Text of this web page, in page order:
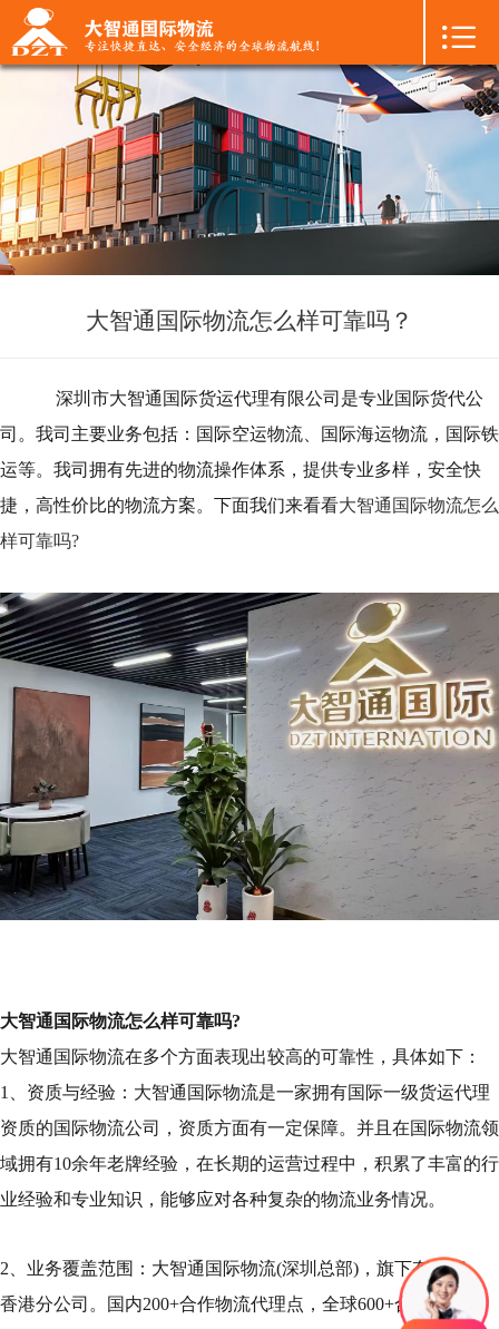
首页
国际空运 +
国际海运 +
国际陆运 +
进口物流
FBA专线
增值服务 +
联系我们 +

大智通国际物流怎么样可靠吗？
深圳市大智通国际货运代理有限公司是专业国际货代公
司。我司主要业务包括：国际空运物流、国际海运物流，国际铁
运等。我司拥有先进的物流操作体系，提供专业多样，安全快
捷，高性价比的物流方案。下面我们来看看大智通国际物流怎么
样可靠吗?
大智通国际物流怎么样可靠吗?
大智通国际物流在多个方面表现出较高的可靠性，具体如下：
1、资质与经验：大智通国际物流是一家拥有国际一级货运代理
资质的国际物流公司，资质方面有一定保障。并且在国际物流领
域拥有10余年老牌经验，在长期的运营过程中，积累了丰富的行
业经验和专业知识，能够应对各种复杂的物流业务情况。
2、业务覆盖范围：大智通国际物流(深圳总部)，旗下有成都、
香港分公司。国内200+合作物流代理点，全球600+合作伙伴，